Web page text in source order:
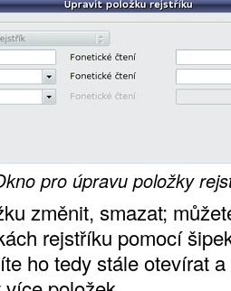
pro úpravu položky
změnit, smazat;
rejstříku pomocí
ho tedy stále otevírat